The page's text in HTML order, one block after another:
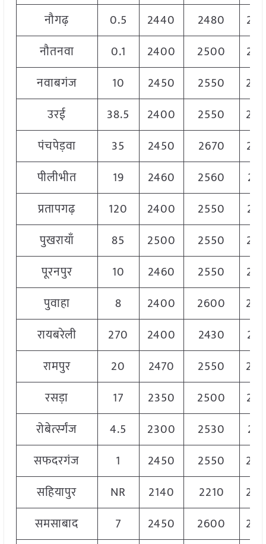
नौगढ़
0.5 2440 2480
नौतनवा
0.1 2400 2500
नवाबगंज
10 2450 2550
उरई
38.5 2400 2550
पंचपेड़वा
35 2450 2670
पीलीभीत
19 2460 2560
प्रतापगढ़
120 2400 2550
पुखरायाँ
85 2500 2550
पूरनपुर
10 2460 2550
पुवाहा
8 2400 2600
रायबरेली
270 2400 2430
रामपुर
20 2470 2550
रसड़ा
17 2350 2500
रोबेर्त्स्गंज
4.5 2300 2530
सफदरगंज
1 2450 2550
सहियापुर
NR 2140 2210
समसाबाद
7 2450 2600